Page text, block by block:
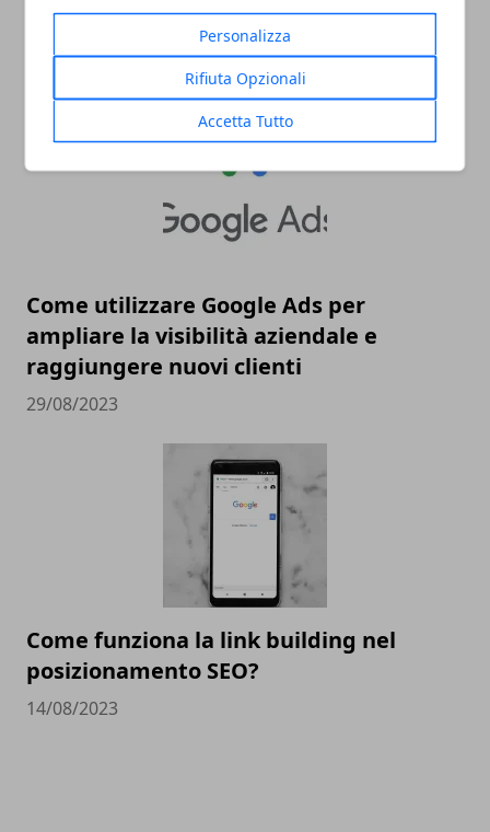
Personalizza
Rifiuta Opzionali
Accetta Tutto
Archiviazione dati: le modalità migliori
Come utilizzare Google Ads per
ampliare la visibilità aziendale e
raggiungere nuovi clienti
29/08/2023
Come funziona la link building nel
posizionamento SEO?
14/08/2023